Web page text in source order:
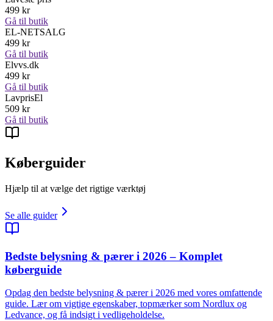
499 kr
Gå til butik
EL-NETSALG
499 kr
Gå til butik
Elvvs.dk
499 kr
Gå til butik
LavprisEl
509 kr
Gå til butik
Køberguider
Hjælp til at vælge det rigtige værktøj
Se alle guider
Bedste belysning & pærer i 2026 – Komplet
køberguide
Opdag den bedste belysning & pærer i 2026 med vores omfattende
guide. Lær om vigtige egenskaber, topmærker som Nordlux og
Ledvance, og få indsigt i vedligeholdelse.